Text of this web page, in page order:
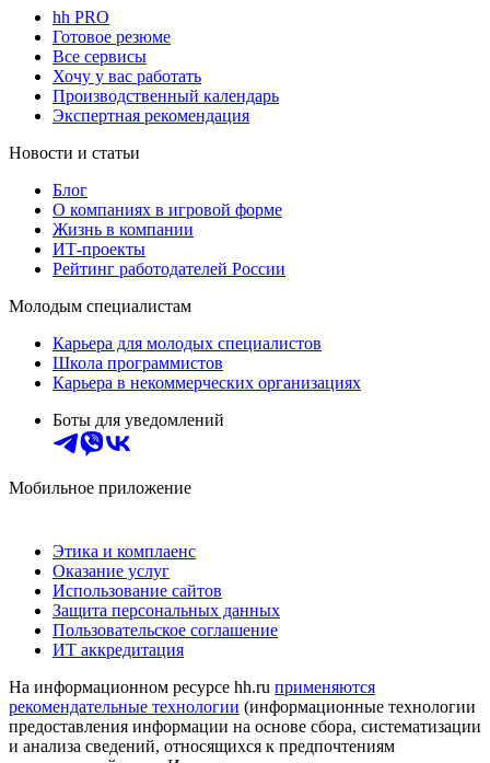
hh PRO
Готовое резюме
Все сервисы
Хочу у вас работать
Производственный календарь
Экспертная рекомендация
Новости и статьи
Блог
О компаниях в игровой форме
Жизнь в компании
ИТ-проекты
Рейтинг работодателей России
Молодым специалистам
Карьера для молодых специалистов
Школа программистов
Карьера в некоммерческих организациях
Боты для уведомлений
Мобильное приложение
Этика и комплаенс
Оказание услуг
Использование сайтов
Защита персональных данных
Пользовательское соглашение
ИТ аккредитация
На информационном ресурсе hh.ru применяются
рекомендательные технологии (информационные технологии
предоставления информации на основе сбора, систематизации
и анализа сведений, относящихся к предпочтениям